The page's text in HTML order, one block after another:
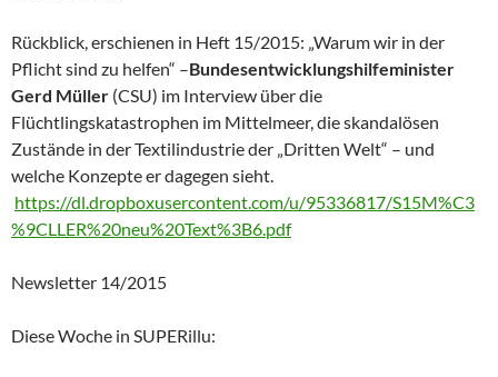
Rückblick, erschienen in Heft 15/2015: „Warum wir in der
Pflicht sind zu helfen“ –Bundesentwicklungshilfeminister
Gerd Müller (CSU) im Interview über die
Flüchtlingskatastrophen im Mittelmeer, die skandalösen
Zustände in der Textilindustrie der „Dritten Welt“ – und
welche Konzepte er dagegen sieht.
https://dl.dropboxusercontent.com/u/95336817/S15M%C3
%9CLLER%20neu%20Text%3B6.pdf
Newsletter 14/2015
Diese Woche in SUPERillu: